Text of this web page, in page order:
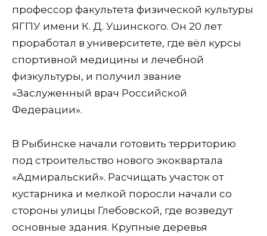
профессор факультета физической культуры
ЯГПУ имени К. Д. Ушинского. Он 20 лет
проработал в университете, где вёл курсы
спортивной медицины и лечебной
физкультуры, и получил звание
«Заслуженный врач Российской
Федерации».
В Рыбинске начали готовить территорию
под строительство нового экоквартала
«Адмиральский». Расчищать участок от
кустарника и мелкой поросли начали со
стороны улицы Глебовской, где возведут
основные здания. Крупные деревья